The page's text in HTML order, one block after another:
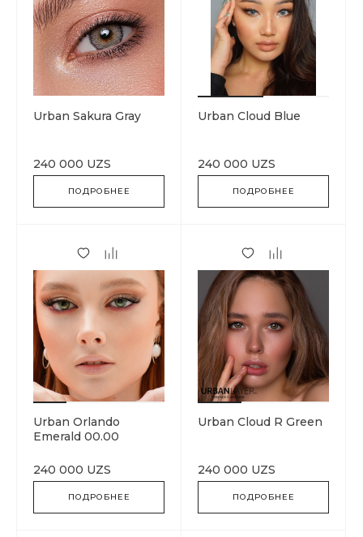
Urban Sakura Gray
240 000 UZS
ПОДРОБНЕЕ
Urban Cloud Blue
240 000 UZS
ПОДРОБНЕЕ
Urban Orlando
Emerald 00.00
240 000 UZS
ПОДРОБНЕЕ
Urban Cloud R Green
240 000 UZS
ПОДРОБНЕЕ